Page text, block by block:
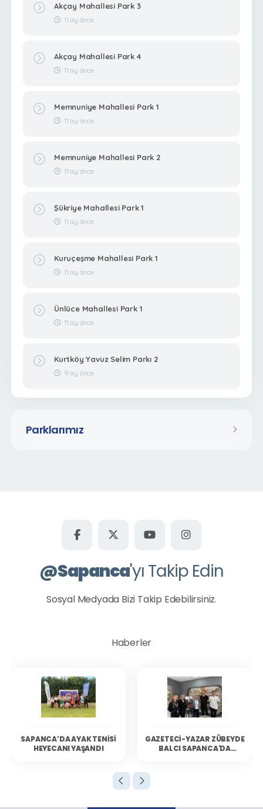
Parklarımız
Akçay Mahallesi Park 3
11 ay önce
Akçay Mahallesi Park 4
11 ay önce
Memnuniye Mahallesi Park 1
11 ay önce
Memnuniye Mahallesi Park 2
11 ay önce
Şükriye Mahallesi Park 1
11 ay önce
Kuruçeşme Mahallesi Park 1
11 ay önce
Ünlüce Mahallesi Park 1
11 ay önce
Kurtköy Yavuz Selim Parkı 2
9 ay önce
@Sapanca'yı Takip Edin
Sosyal Medyada Bizi Takip Edebilirsiniz.
Haberler
SAPANCA’DA AYAK TENISI
HEYECANI YAŞANDI
GAZETECI-YAZAR ZÜBEYDE
BALCI SAPANCA'DA